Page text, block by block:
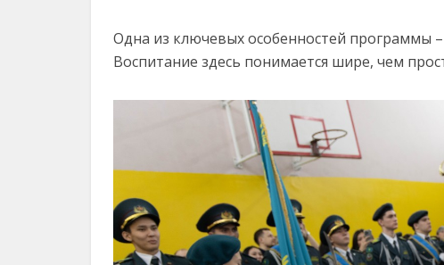
Одна из ключевых особенностей программы
Воспитание здесь понимается шире, чем